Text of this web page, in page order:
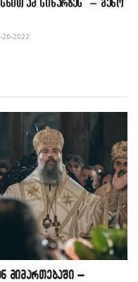
20-2022
მიმართებაში –